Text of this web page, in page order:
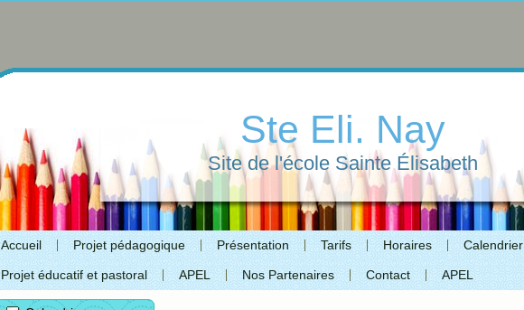
Ste Eli. Nay
Site de l'école Sainte Élisabeth
Accueil Projet pédagogique Présentation Tarifs Horaires Calendrier
Projet éducatif et pastoral APEL Nos Partenaires Contact APEL